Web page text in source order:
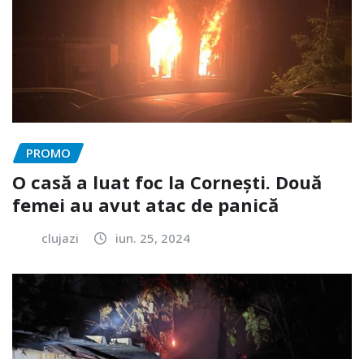
PROMO
O casă a luat foc la Cornești. Două
femei au avut atac de panică
clujazi iun. 25, 2024